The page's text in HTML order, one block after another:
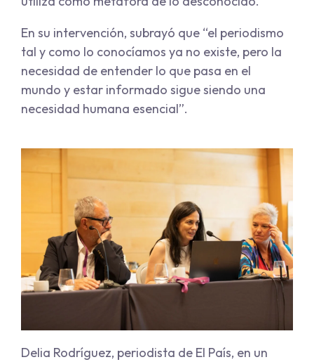
En su intervención, subrayó que “el periodismo
tal y como lo conocíamos ya no existe, pero la
necesidad de entender lo que pasa en el
mundo y estar informado sigue siendo una
necesidad humana esencial”.
Delia Rodríguez, periodista de El País, en un